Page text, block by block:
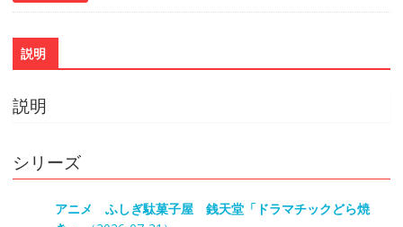
説明
説明
シリーズ
アニメ ふしぎ駄菓子屋 銭天堂「ドラマチックどら焼